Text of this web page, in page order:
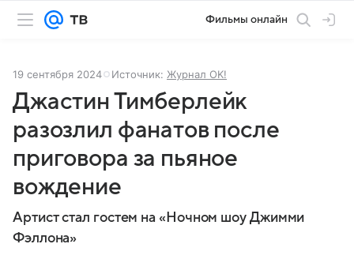
Фильмы онлайн
19 сентября 2024 Источник: Журнал OK!
Джастин Тимберлейк
разозлил фанатов после
приговора за пьяное
вождение
Артист стал гостем на «Ночном шоу Джимми
Фэллона»